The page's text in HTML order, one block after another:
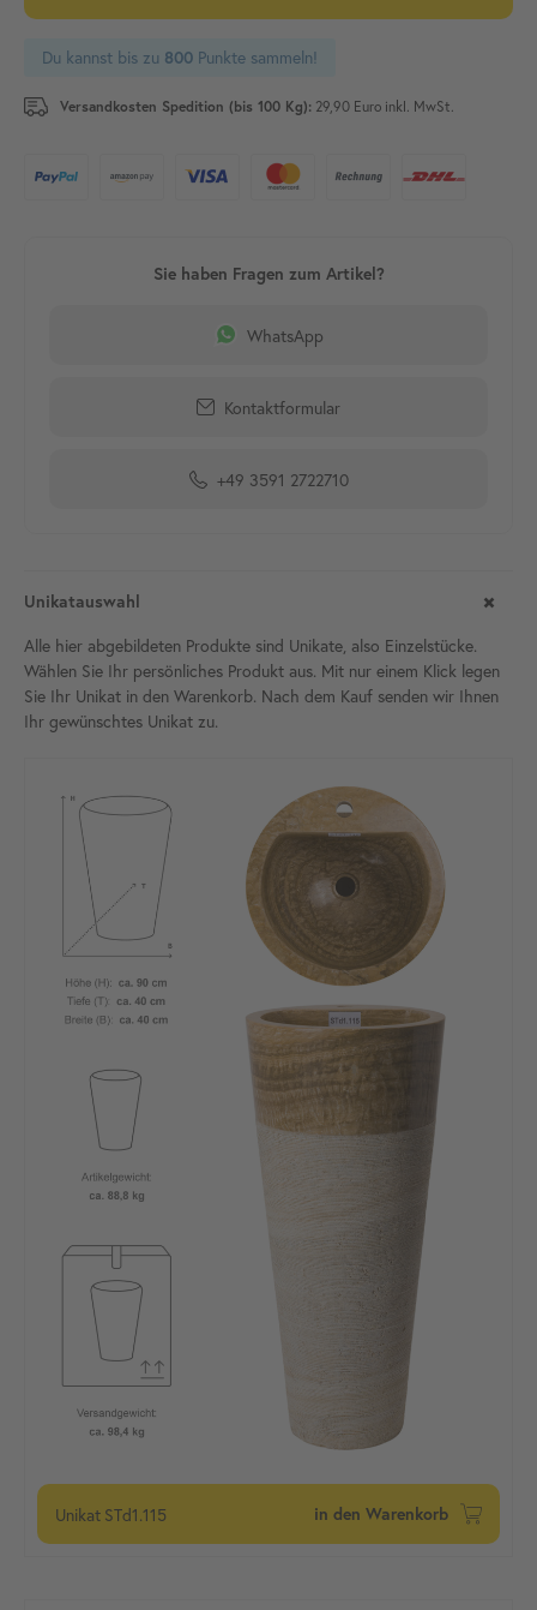
Du kannst bis zu 800 Punkte sammeln!
Versandkosten Spedition (bis 100 Kg): 29,90 Euro inkl. MwSt.
WhatsApp
Kontaktformular
+49 3591 2722710
Unikatauswahl
Alle hier abgebildeten Produkte sind Unikate, also Einzelstücke.
Wählen Sie Ihr persönliches Produkt aus. Mit nur einem Klick legen
Sie Ihr Unikat in den Warenkorb. Nach dem Kauf senden wir Ihnen
Ihr gewünschtes Unikat zu.
Unikat STd1.115 in den Warenkorb